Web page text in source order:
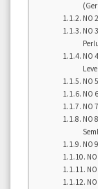
NO
NO
NO
NO
NO
NO
NO
NO